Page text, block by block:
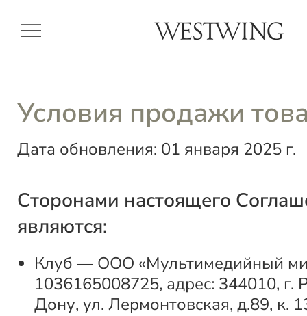
menu
Условия продажи
Дата обновления: 01 января 2025 г.
Сторонами настоящего
являются:
Клуб — ООО «Мультимедийный
1036165008725, адрес: 344010, г.
Дону, ул. Лермонтовская, д.89, к.